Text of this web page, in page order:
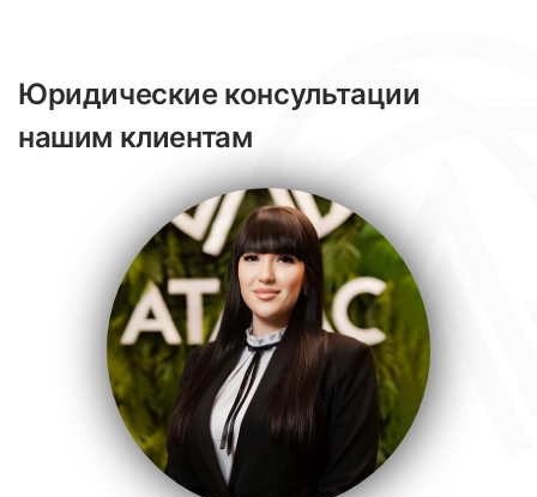
Юридические консультации
нашим клиентам